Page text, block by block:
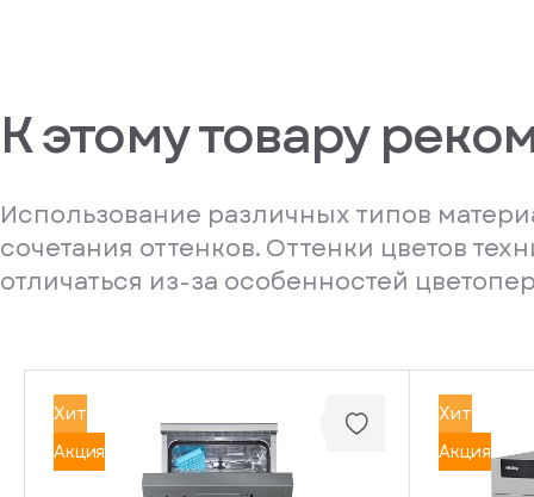
К этому товару
Использование различных типов
сочетания оттенков. Оттенки цветов
отличаться из-за особенностей
Хит
Акция
Хит
Акция